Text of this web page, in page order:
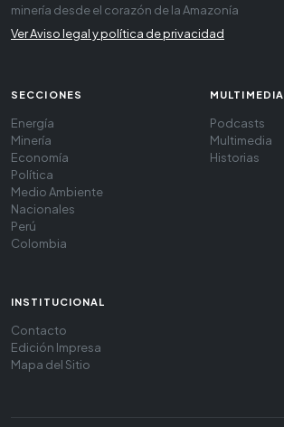
minería desde el corazón de la Amazonía
Ver Aviso legal y política de privacidad
SECCIONES
Energía
Minería
Economía
Política
Medio Ambiente
Nacionales
Perú
Colombia
MULTIMEDIA
Podcasts
Multimedia
Historias
INSTITUCIONAL
Contacto
Edición Impresa
Mapa del Sitio